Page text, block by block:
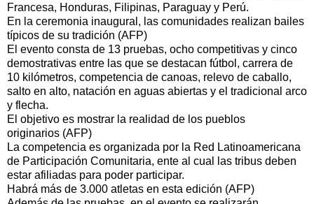
Francesa, Honduras, Filipinas, Paraguay y Perú.
En la ceremonia inaugural, las comunidades realizan bailes
típicos de su tradición (AFP)
El evento consta de 13 pruebas, ocho competitivas y cinco
demostrativas entre las que se destacan fútbol, carrera de
10 kilómetros, competencia de canoas, relevo de caballo,
salto en alto, natación en aguas abiertas y el tradicional arco
y flecha.
El objetivo es mostrar la realidad de los pueblos
originarios (AFP)
La competencia es organizada por la Red Latinoamericana
de Participación Comunitaria, ente al cual las tribus deben
estar afiliadas para poder participar.
Habrá más de 3.000 atletas en esta edición (AFP)